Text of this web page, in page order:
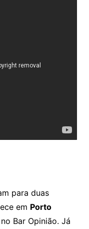
para duas
em Porto
Bar Opinião. Já